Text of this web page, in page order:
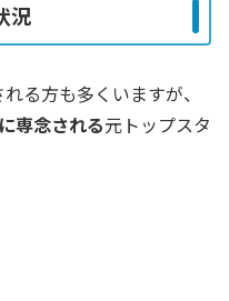
況
る方も多くいますが、
専念される元トップスタ